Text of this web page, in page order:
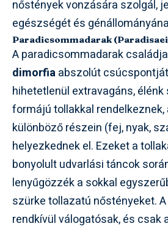
nőstények vonzására szolgál,
egészségét és
Paradicsommadarak
A paradicsommadarak
dimorfiaabszolút
hihetetlenül extravagáns,
formájú tollakkal
különböző részein (fej, nyak,
helyezkednek el. Ezeket a
bonyolult udvarlási táncok
lenyűgözzék a sokkal
szürke tollazatú nőstényeket.
rendkívül válogatósak, és csak